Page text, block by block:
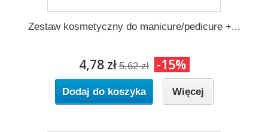
Zestaw kosmetyczny do manicure/pedicure +...
4,78 zł 5,62 zł -15%
Dodaj do koszyka Więcej